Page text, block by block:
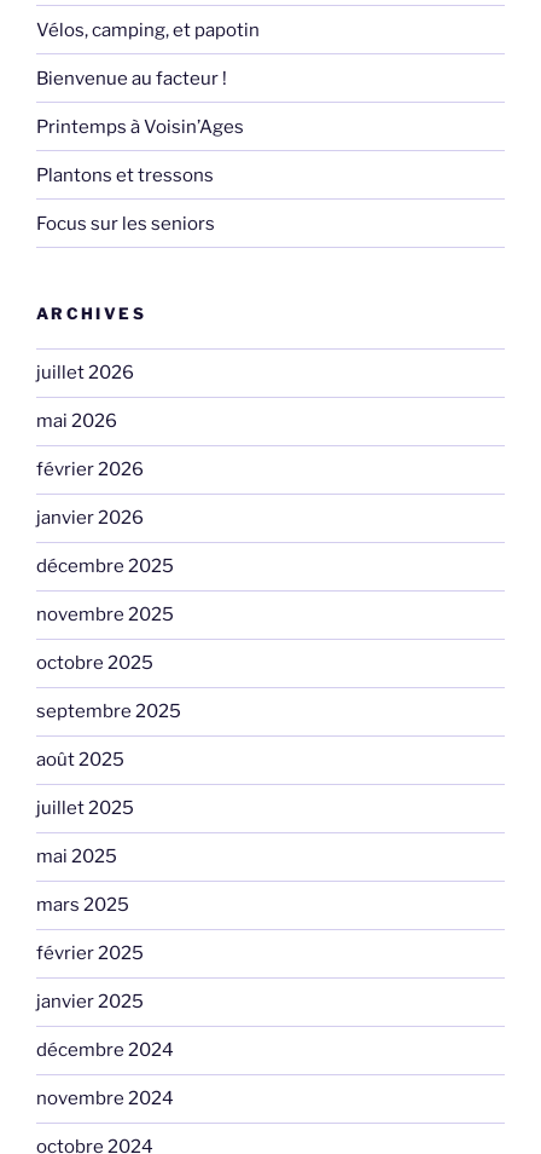
Vélos, camping, et papotin
Bienvenue au facteur !
Printemps à Voisin’Ages
Plantons et tressons
Focus sur les seniors
ARCHIVES
juillet 2026
mai 2026
février 2026
janvier 2026
décembre 2025
novembre 2025
octobre 2025
septembre 2025
août 2025
juillet 2025
mai 2025
mars 2025
février 2025
janvier 2025
décembre 2024
novembre 2024
octobre 2024